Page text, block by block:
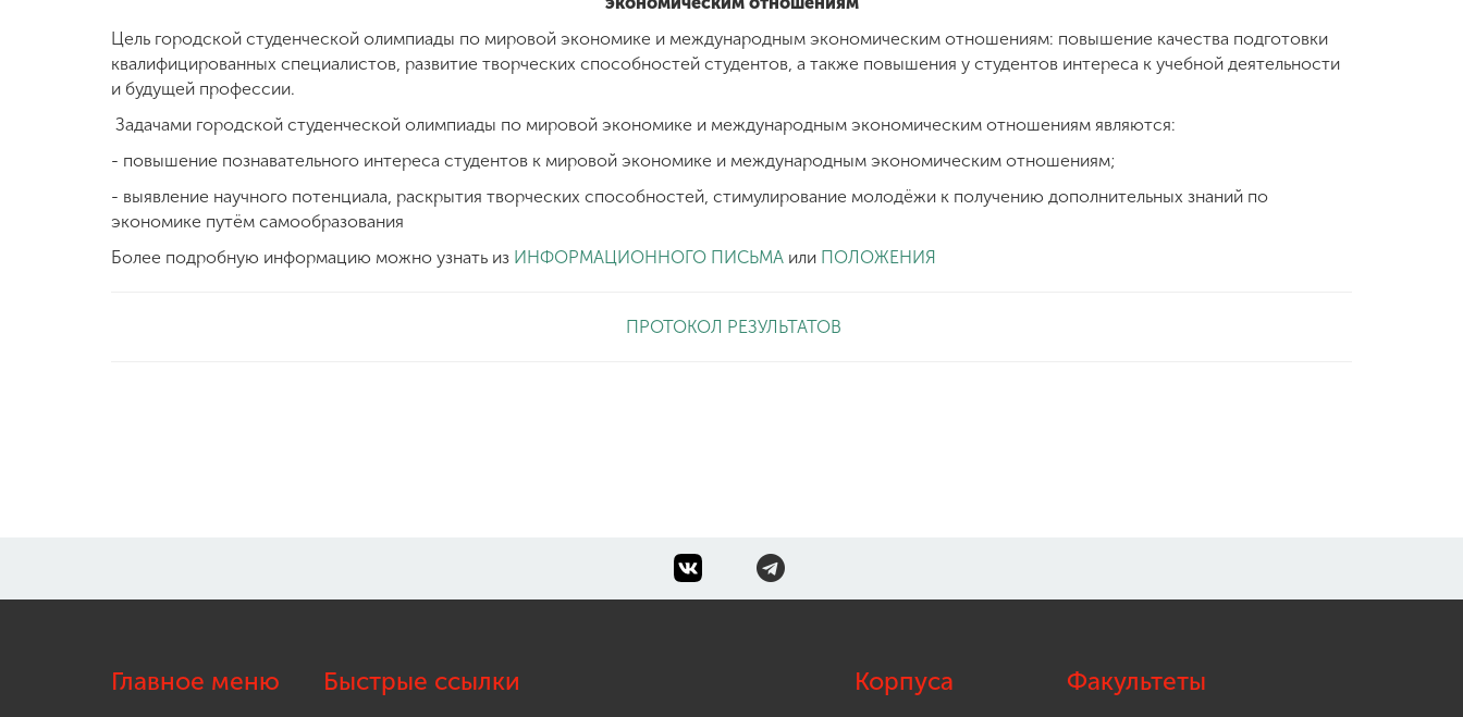
организации
Приемная
комиссия
Цель городской студенческой олимпиады по мировой экономике и международным экономическим отношениям: повышение качества подготовки
квалифицированных специалистов, развитие творческих способностей студентов, а также повышения у студентов интереса к учебной деятельности
и будущей профессии.
Задачами городской студенческой олимпиады по мировой экономике и международным экономическим отношениям являются:
- повышение познавательного интереса студентов к мировой экономике и международным экономическим отношениям;
- выявление научного потенциала, раскрытия творческих способностей, стимулирование молодёжи к получению дополнительных знаний по
экономике путём самообразования
Более подробную информацию можно узнать из ИНФОРМАЦИОННОГО ПИСЬМА или ПОЛОЖЕНИЯ
ПРОТОКОЛ РЕЗУЛЬТАТОВ
Главное меню Быстрые ссылки Корпуса Факультеты